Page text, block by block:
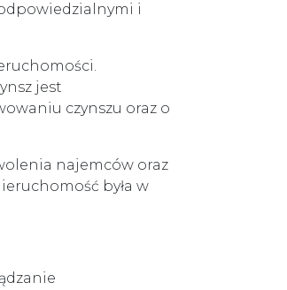
i
jest
czynszu oraz o
najemców oraz
była w